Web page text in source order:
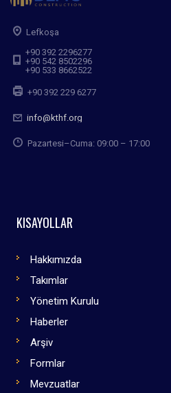
Lefkoşa
+90 392 2296277
+90 542 8502296
+90 533 8662522
+90 392 229 6277
info@kthf.org
Pazartesi–Cuma: 09:00 – 17:00
KISAYOLLAR
Hakkımızda
Takımlar
Yönetim Kurulu
Haberler
Arşiv
Formlar
Mevzuatlar